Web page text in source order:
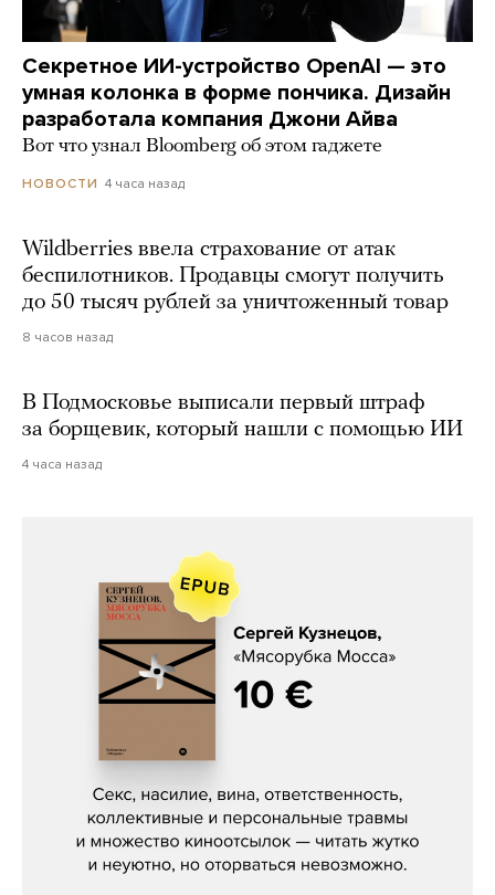
Секретное ИИ-устройство OpenAI — это
умная колонка в форме пончика. Дизайн
разработала компания Джони Айва
Вот что узнал Bloomberg об этом гаджете
НОВОСТИ 4 часа назад
Wildberries ввела страхование от атак
беспилотников. Продавцы смогут получить
до 50 тысяч рублей за уничтоженный товар
8 часов назад
В Подмосковье выписали первый штраф
за борщевик, который нашли с помощью ИИ
4 часа назад
Сергей Кузнецов, «Мясорубка